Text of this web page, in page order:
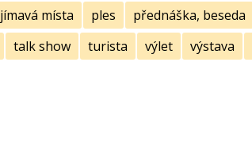
místa ples přednáška, beseda
talk show turista výlet výstava